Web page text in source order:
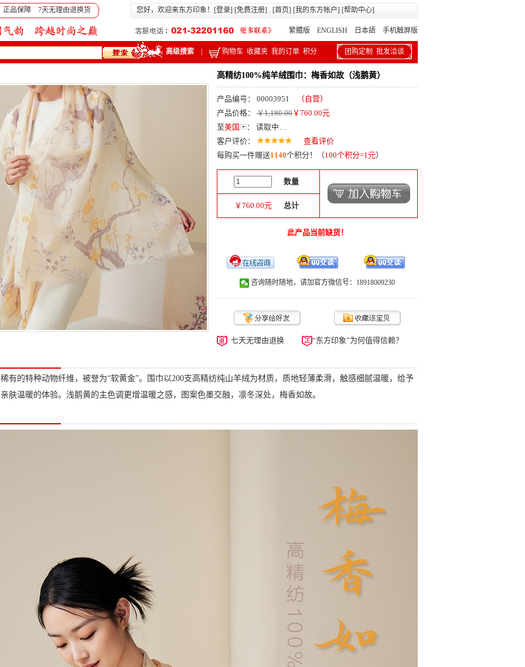
品保障 7天无理由退换货 您好，欢迎来东方印象！[登录] [免费注册] . [首页] [我的东方帐户] [帮助中心]
繁體版 ENGLISH 日本語 手机触屏版
高级搜索 购物车 收藏夹 我的订单 积分 团购定制 批发洽谈
高精纺100%纯羊绒围巾：梅香如故（浅鹅黄）
产品编号： 00003951
（自营）
产品价格： ￥1,180.00￥760.00元
至美国 ： 读取中…
客户评价：
查看评价
每购买一件赠送1140个积分！（100个积分=1元）
数量
￥760.00元 总计
此产品当前缺货！
咨询随时随地，请加官方微信号：18918009230
七天无理由退换 “东方印象”为何值得信赖？
有的特种动物纤维，被誉为“软黄金”。围巾以200支高精纺纯山羊绒为材质，质地轻薄柔滑，触感细腻温暖，给予
肤温暖的体验。浅鹅黄的主色调更增温暖之感，图案色墨交融，凛冬深处，梅香如故。